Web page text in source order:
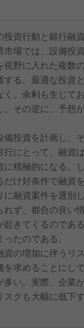
投資行動と銀行融資
市場では、設備投
視野に入れた複数
する。最適な投資
く、余剰も生じて
、その逆に、予想
備投資を計画し、
行にとって、融資
に積極的になる。
だけ好条件で融資
に融資案件を選別
れず、都合の良い
起きてくるのであ
たのである。
資の増加に伴うリ
を求めることにし
多い。実際、企業
スクも大幅に低下